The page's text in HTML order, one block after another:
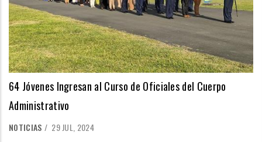
64 Jóvenes Ingresan al Curso de Oficiales del Cuerpo
Administrativo
NOTICIAS / 29 JUL, 2024